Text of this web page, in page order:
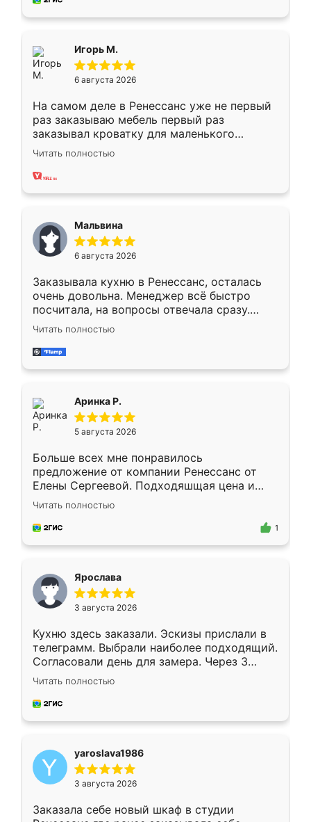
Игорь М.
6 августа 2026
На самом деле в Ренессанс уже не первый
раз заказываю мебель первый раз
заказывал кроватку для маленького
ребёнка при его рождении ,во второй раз
заказал шкаф-купе. По качеству очень
хорошее сборка достаточно быстрая,
меньше, здесь же он более разнообразный.
Мне нравится ,если что-то потребуется из
мебели буду заказывать только здесь.
Читать полностью
Мальвина
6 августа 2026
Заказывала кухню в Ренессанс, осталась
очень довольна. Менеджер всё быстро
посчитала, на вопросы отвечала сразу.
Замерщик приехал в субботу, подошёл к
делу со всей ответственностью. Собрали
за день, ребята работали аккуратно, даже
Читать полностью
Аринка Р.
5 августа 2026
Больше всех мне понравилось
предложение от компании Ренессанс от
Елены Сергеевой. Подходяшщая цена и
короткие сроки изготовления. Приехавший
для замера сотрудник Владислав
предложил по моему эскизу самый
Читать полностью
1
Ярослава
3 августа 2026
Кухню здесь заказали. Эскизы прислали в
телеграмм. Выбрали наиболее подходящий.
Согласовали день для замера. Через 3
недели кухня была уже готова. Остались
довольны работой. Спасибо Ренессанс
мебель за качественную работу!
Читать полностью
yaroslava1986
3 августа 2026
Заказала себе новый шкаф в студии